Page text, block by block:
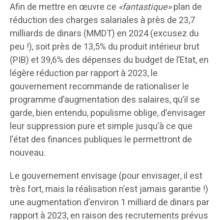
Afin de mettre en œuvre ce «fantastique»plan de
réduction des charges salariales à près de 23,7
milliards de dinars (MMDT) en 2024 (excusez du
peu !), soit près de 13,5% du produit intérieur brut
(PIB) et 39,6% des dépenses du budget de l’Etat, en
légère réduction par rapport à 2023, le
gouvernement recommande de rationaliser le
programme d’augmentation des salaires, qu’il se
garde, bien entendu, populisme oblige, d’envisager
leur suppression pure et simple jusqu’à ce que
l’état des finances publiques le permettront de
nouveau.
Le gouvernement envisage (pour envisager, il est
très fort, mais la réalisation n’est jamais garantie !)
une augmentation d’environ 1 milliard de dinars par
rapport à 2023, en raison des recrutements prévus